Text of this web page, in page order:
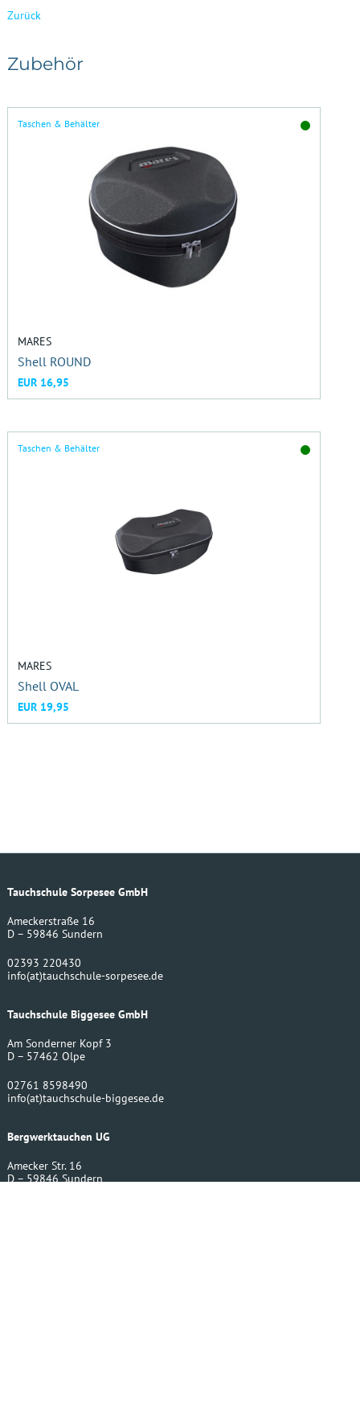
Zurück
Zubehör
Taschen & Behälter
MARES
Shell ROUND
EUR 16,95
Taschen & Behälter
MARES
Shell OVAL
EUR 19,95
Tauchschule Sorpesee GmbH
Ameckerstraße 16
D – 59846 Sundern
02393 220430
info(at)tauchschule-sorpesee.de
Tauchschule Biggesee GmbH
Am Sonderner Kopf 3
D – 57462 Olpe
02761 8598490
info(at)tauchschule-biggesee.de
Bergwerktauchen UG
Amecker Str. 16
D – 59846 Sundern